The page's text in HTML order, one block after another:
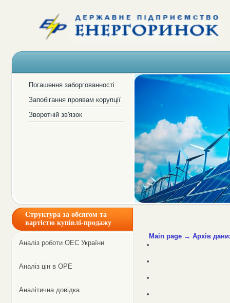
Погашення заборгованності
Запобігання проявам корупції
Зворотній зв'язок
Структура за обсягом та
вартістю купівлі-продажу
Аналіз роботи ОЕС України
Аналіз цін в ОРЕ
Аналітична довідка
Main page → Архів